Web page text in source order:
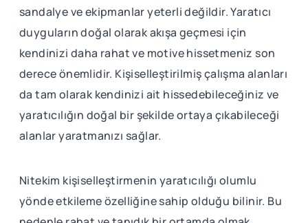
sandalye ve ekipmanlar yeterli değildir. Yaratıcı
duyguların doğal olarak akışa geçmesi için
kendinizi daha rahat ve motive hissetmeniz son
derece önemlidir. Kişiselleştirilmiş çalışma alanları
da tam olarak kendinizi ait hissedebileceğiniz ve
yaratıcılığın doğal bir şekilde ortaya çıkabileceği
alanlar yaratmanızı sağlar.
Nitekim kişiselleştirmenin yaratıcılığı olumlu
yönde etkileme özelliğine sahip olduğu bilinir. Bu